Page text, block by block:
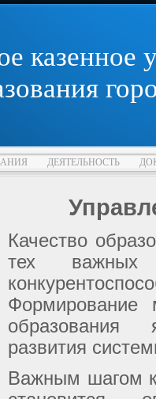
казенное
ДЕЯТЕЛЬНОСТЬ
Качество
тех важных
Формирование
образования
развития
Важным шагом к